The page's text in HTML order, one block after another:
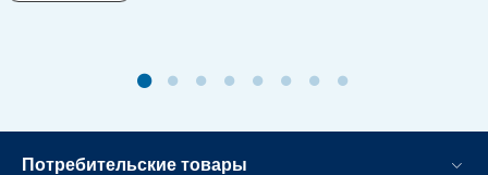
Потребительские товары